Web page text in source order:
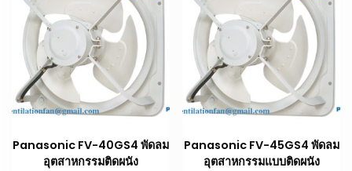
Panasonic FV-40GS4 พัดลม
อุตสาหกรรมติดผนัง
Panasonic FV-45GS4 พัดลม
อุตสาหกรรมแบบติดผนัง